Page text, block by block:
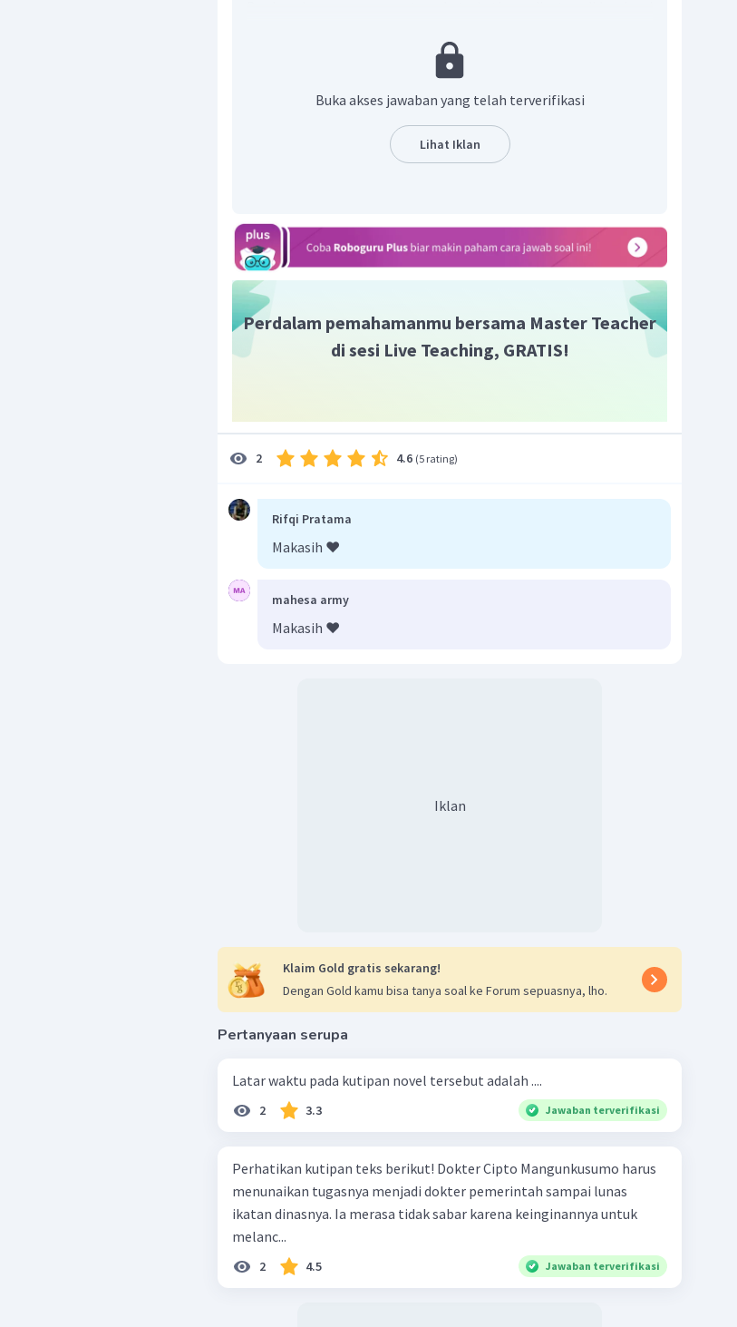
Banjar. Hal ini dibuktikan oleh kalimat "Banjar hanya seorang
penduduk pedukuhan itu" dan kalimat "Banjar-lah orang yang
menyebabkan lima orang itu kalang kabut".
Buka akses jawaban yang telah terverifikasi
Lihat Iklan
Perdalam pemahamanmu bersama Master Teacher
di sesi Live Teaching, GRATIS!
2 4.6 (5 rating)
Rifqi Pratama
Makasih ❤️
mahesa army
Makasih ❤️
Iklan
Klaim Gold gratis sekarang!
Dengan Gold kamu bisa tanya soal ke Forum sepuasnya, lho.
Pertanyaan serupa
Latar waktu pada kutipan novel tersebut adalah ....
2 3.3 Jawaban terverifikasi
Perhatikan kutipan teks berikut! Dokter Cipto Mangunkusumo harus
menunaikan tugasnya menjadi dokter pemerintah sampai lunas
ikatan dinasnya. Ia merasa tidak sabar karena keinginannya untuk
melanc...
2 4.5 Jawaban terverifikasi